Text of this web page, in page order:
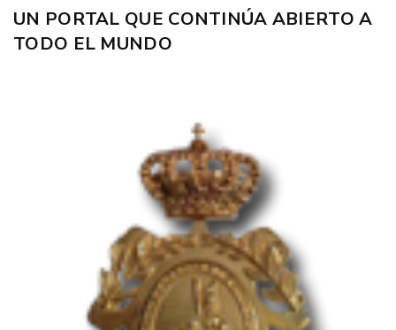
UN PORTAL QUE CONTINÚA ABIERTO A
TODO EL MUNDO